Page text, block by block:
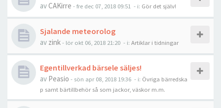
avCAKirre -fre dec 07, 2018 09:51 - i: Gör det själv!
Sjalande meteorolog
av zink- lör okt 06, 2018 21:20 - i: Artiklar i tidningar
Egentillverkad bärsele säljes!
av Peasio - sön apr 08, 2018 19:36 - i: Övriga bärredska
p samt bärtillbehör så som jackor, väskor m.m.